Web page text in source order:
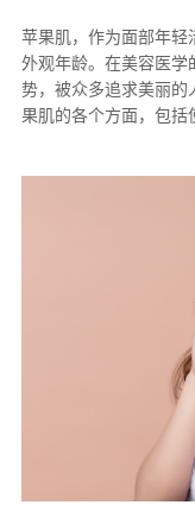
苹果肌，作为面部年轻
外观年龄。在美容医学
势，被众多追求美丽的
果肌的各个方面，包括